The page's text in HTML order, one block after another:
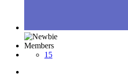
Members
15